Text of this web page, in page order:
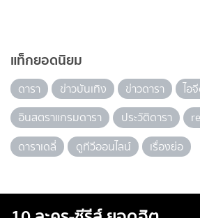
แท็กยอดนิยม
ดารา ข่าวบันเทิง ข่าวดารา
ไอ
อินสตราแกรมดารา
ประวัติดารา
ดาราเดลี่
ดูทีวีออนไลน์ เรื่องย่อ